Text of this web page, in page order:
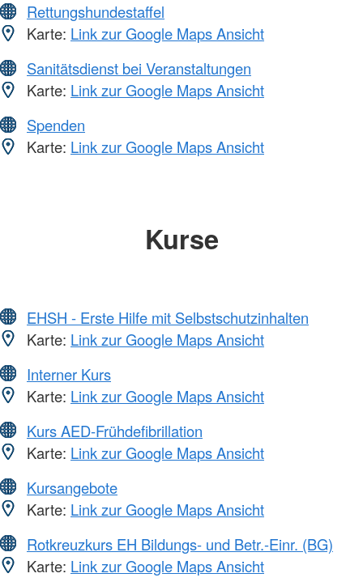
Rettungshundestaffel
Karte: Link zur Google Maps Ansicht
Sanitätsdienst bei Veranstaltungen
Karte: Link zur Google Maps Ansicht
Spenden
Karte: Link zur Google Maps Ansicht
Kurse
EHSH - Erste Hilfe mit Selbstschutzinhalten
Karte: Link zur Google Maps Ansicht
Interner Kurs
Karte: Link zur Google Maps Ansicht
Kurs AED-Frühdefibrillation
Karte: Link zur Google Maps Ansicht
Kursangebote
Karte: Link zur Google Maps Ansicht
Rotkreuzkurs EH Bildungs- und Betr.-Einr. (BG)
Karte: Link zur Google Maps Ansicht